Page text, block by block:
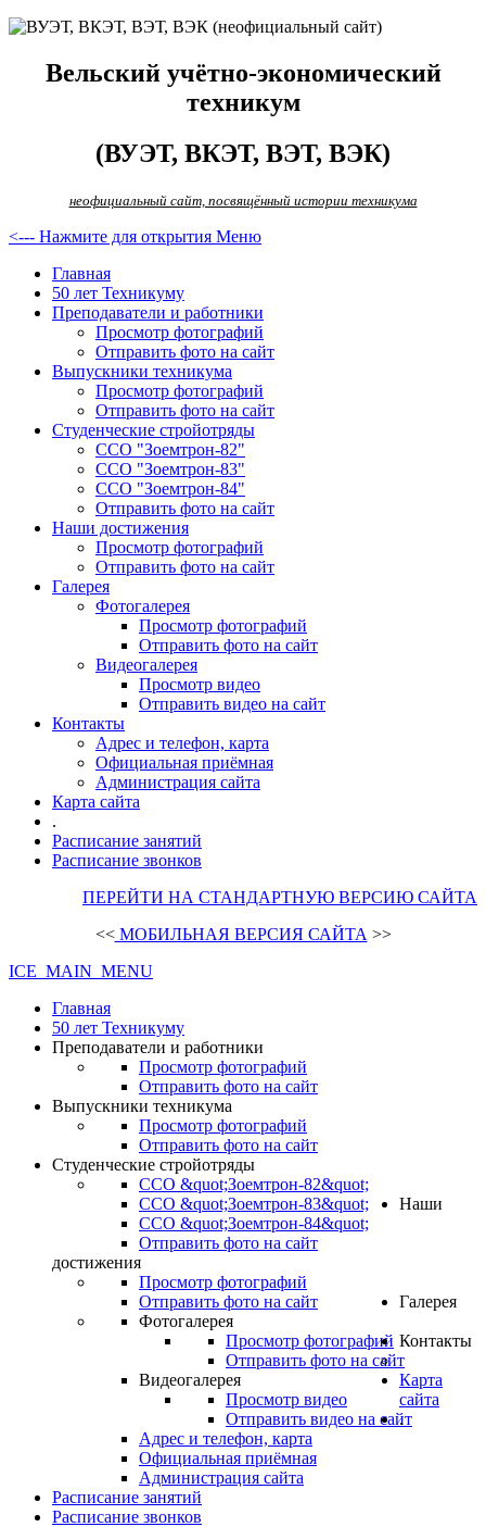
Вельский учётно-экономический
техникум
(ВУЭТ, ВКЭТ, ВЭТ, ВЭК)
неофициальный сайт, посвящённый истории техникума
<--- Нажмите для открытия Меню
Главная
50 лет Техникуму
Преподаватели и работники
Просмотр фотографий
Отправить фото на сайт
Выпускники техникума
Просмотр фотографий
Отправить фото на сайт
Студенческие стройотряды
ССО "Зоемтрон-82"
ССО "Зоемтрон-83"
ССО "Зоемтрон-84"
Отправить фото на сайт
Наши достижения
Просмотр фотографий
Отправить фото на сайт
Галерея
Фотогалерея
Просмотр фотографий
Отправить фото на сайт
Видеогалерея
Просмотр видео
Отправить видео на сайт
Контакты
Адрес и телефон, карта
Официальная приёмная
Администрация сайта
Карта сайта
.
Расписание занятий
Расписание звонков
ПЕРЕЙТИ НА СТАНДАРТНУЮ ВЕРСИЮ САЙТА
<<МОБИЛЬНАЯ ВЕРСИЯ САЙТА >>
ICE_MAIN_MENU
Главная
50 лет Техникуму
Преподаватели и работники
Просмотр фотографий
Отправить фото на сайт
Выпускники техникума
Просмотр фотографий
Отправить фото на сайт
Студенческие стройотряды
ССО &quot;Зоемтрон-82&quot;
ССО &quot;Зоемтрон-83&quot;
ССО &quot;Зоемтрон-84&quot;
Отправить фото на сайт
Наши
достижения
Просмотр фотографий
Отправить фото на сайт
Галерея
Фотогалерея
Просмотр фотографий
Отправить фото на сайт
Видеогалерея
Просмотр видео
Отправить видео на сайт
Контакты
Адрес и телефон, карта
Официальная приёмная
Администрация сайта
Карта
сайта
.
Расписание занятий
Расписание звонков